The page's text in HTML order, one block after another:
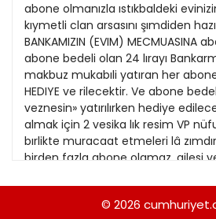
Sürdürülebilir yaşam
Turizm Eki
Yerel Yönetimler
1985
1984
1983
1982
1981
1980
26
27
28
29
30
31
abone olmanızla ıstıkbaldeki
kıymetli clan arsasını şımdiden
BANKAMIZIN (EVIM) MECMUASINA
abone bedeli olan 24 lırayı
makbuz mukabıli yatıran her
HEDIYE ve rilecektir. Ve abone
veznesin» yatırılırken hediye
almak için 2 vesika lık resim VP
bırlikte muracaat etmeleri lâ
birden fazla abone olamaz, ailesi
sahib olabilirler. Hediye arsalar,
Kayışdağı caddesi mevkiindedir. Ve
© 2026